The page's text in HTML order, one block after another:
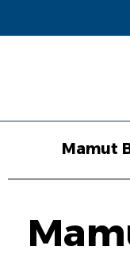
Mamut